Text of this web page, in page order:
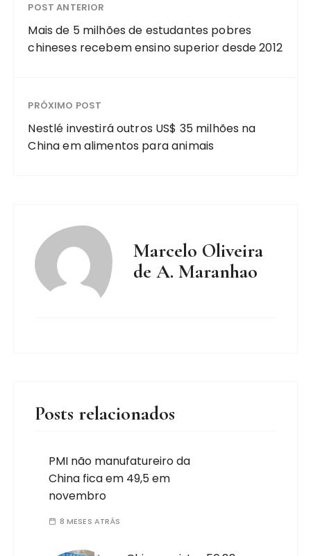
POST ANTERIOR
Mais de 5 milhões de estudantes pobres
chineses recebem ensino superior desde 2012
PRÓXIMO POST
Nestlé investirá outros US$ 35 milhões na
China em alimentos para animais
Marcelo Oliveira
de A. Maranhao
Posts relacionados
PMI não manufatureiro da
China fica em 49,5 em
novembro
8 MESES ATRÁS